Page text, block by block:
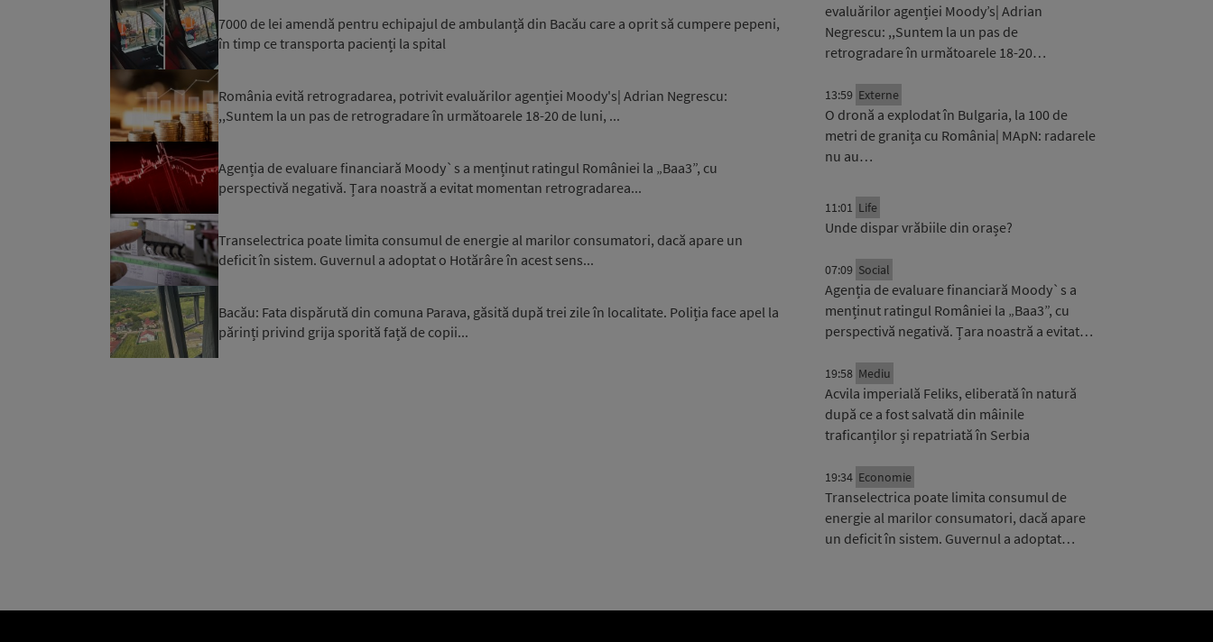
7000 de lei amendă pentru echipajul de ambulanță din Bacău care a oprit să cumpere pepeni,
în timp ce transporta pacienți la spital
România evită retrogradarea, potrivit evaluărilor agenției Moody's| Adrian Negrescu:
,,Suntem la un pas de retrogradare în următoarele 18-20 de luni, ...
Agenția de evaluare financiară Moody`s a menținut ratingul României la „Baa3”, cu
perspectivă negativă. Țara noastră a evitat momentan retrogradarea...
Transelectrica poate limita consumul de energie al marilor consumatori, dacă apare un
deficit în sistem. Guvernul a adoptat o Hotărâre în acest sens...
Bacău: Fata dispărută din comuna Parava, găsită după trei zile în localitate. Poliția face apel la
părinți privind grija sporită față de copii...
evaluărilor agenției Moody’s| Adrian
Negrescu: ,,Suntem la un pas de
retrogradare în următoarele 18-20…
13:59 Externe
O dronă a explodat în Bulgaria, la 100 de
metri de granița cu România| MApN: radarele
nu au…
11:01 Life
Unde dispar vrăbiile din orașe?
07:09 Social
Agenția de evaluare financiară Moody`s a
menținut ratingul României la „Baa3”, cu
perspectivă negativă. Țara noastră a evitat…
19:58 Mediu
Acvila imperială Feliks, eliberată în natură
după ce a fost salvată din mâinile
traficanților și repatriată în Serbia
19:34 Economie
Transelectrica poate limita consumul de
energie al marilor consumatori, dacă apare
un deficit în sistem. Guvernul a adoptat…